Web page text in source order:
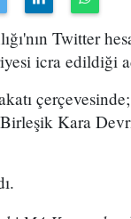
Twitter
icra edildiği
Birleşik Kara